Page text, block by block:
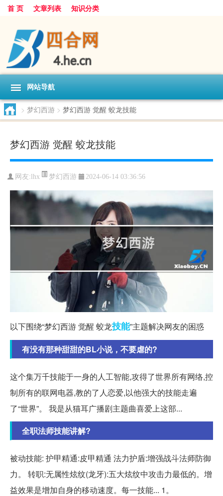
首 页 文章列表 知识分类
网站导航
> 梦幻西游 > 梦幻西游 觉醒 蛟龙技能
梦幻西游 觉醒 蛟龙技能
网友: lhx 梦幻西游 2024-06-14 03:36:56
以下围绕“梦幻西游 觉醒 蛟龙技能”主题解决网友的困惑
有没有那种甜甜的BL小说，不要虐的?
这个集万千技能于一身的人工智能,攻得了世界所有网络,控
制所有的联网电器,教的了人恋爱,以他强大的技能走遍
了“世界”。 我是从猫耳广播剧主题曲喜爱上这部...
全职法师技能讲解?
被动技能: 护甲精通:皮甲精通 法力护盾:增强战斗法师防御
力。 转职:无属性炫纹(龙牙):五大炫纹中攻击力最低的。增
益效果是增加自身的移动速度。每一技能... 1。